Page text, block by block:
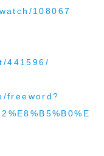
108067
441596/
freeword?